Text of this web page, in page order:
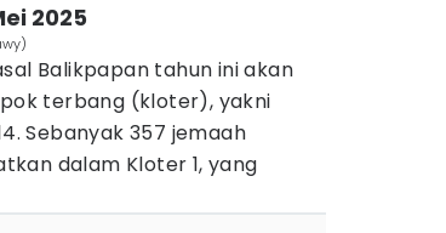
2025
Balikpapan tahun ini akan
terbang (kloter), yakni
Sebanyak 357 jemaah
dalam Kloter 1, yang